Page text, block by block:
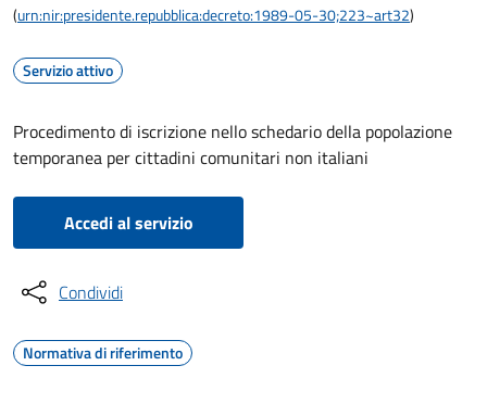
(urn:nir:presidente.repubblica:decreto:1989-05-30;223~art32)
Servizio attivo
Procedimento di iscrizione nello schedario della popolazione
temporanea per cittadini comunitari non italiani
Accedi al servizio
Condividi
Normativa di riferimento